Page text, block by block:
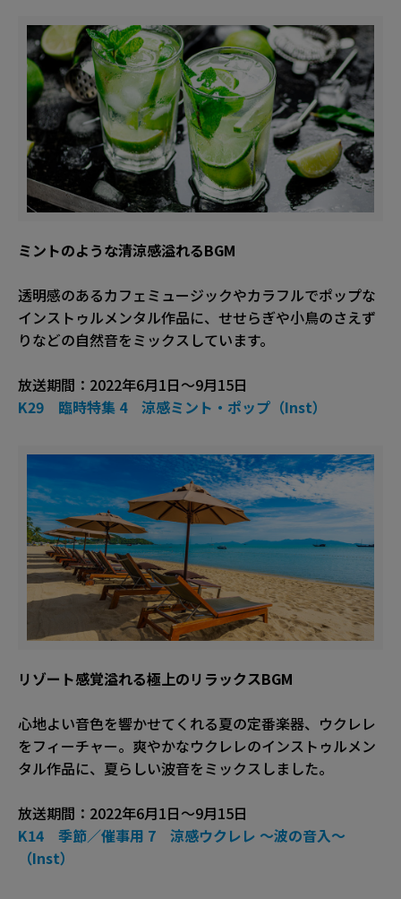
ミントのような清涼感溢れるBGM
透明感のあるカフェミュージックやカラフルでポップな
インストゥルメンタル作品に、せせらぎや小鳥のさえず
りなどの自然音をミックスしています。
放送期間：2022年6月1日〜9月15日
K29 臨時特集 4 涼感ミント・ポップ（Inst）
リゾート感覚溢れる極上のリラックスBGM
心地よい音色を響かせてくれる夏の定番楽器、ウクレレ
をフィーチャー。爽やかなウクレレのインストゥルメン
タル作品に、夏らしい波音をミックスしました。
放送期間：2022年6月1日〜9月15日
K14 季節／催事用 7 涼感ウクレレ 〜波の音入〜
（Inst）